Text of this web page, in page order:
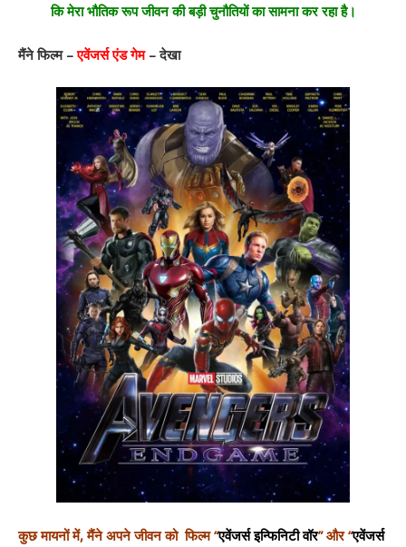
कि मेरा भौतिक रूप जीवन की बड़ी चुनौतियों का सामना कर रहा है।
मैंने फिल्म –एवेंजर्स एंड गेम– देखा
कुछ मायनों में, मैंने अपने जीवन को फिल्म “एवेंजर्स इन्फिनिटी वॉर” और “एवेंजर्स